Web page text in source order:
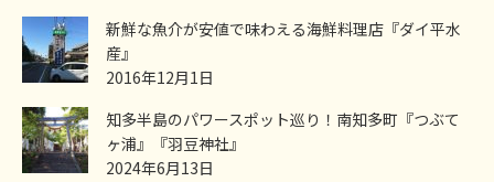
新鮮な魚介が安値で味わえる海鮮料理店『ダイ平水
産』
2016年12月1日
知多半島のパワースポット巡り！南知多町『つぶて
ヶ浦』『羽豆神社』
2024年6月13日